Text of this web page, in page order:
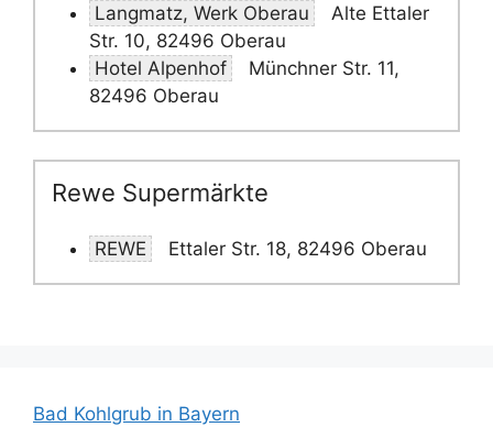
Langmatz, Werk Oberau
Alte Ettaler
Str. 10, 82496 Oberau
Hotel Alpenhof
Münchner Str. 11,
82496 Oberau
Rewe Supermärkte
REWE Ettaler Str. 18, 82496 Oberau
Bad Kohlgrub in Bayern